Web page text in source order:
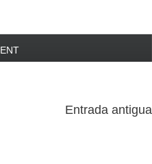
Entrada antigua